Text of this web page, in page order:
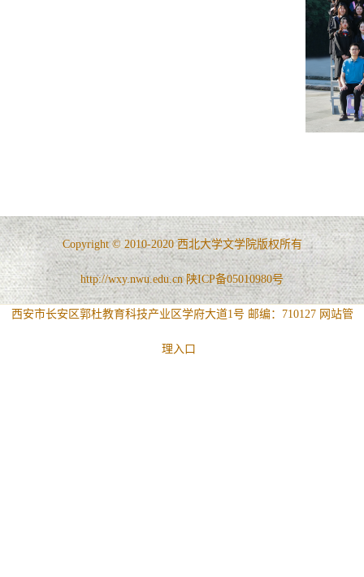
Copyright © 2010-2020 西北大学文学院版权所有
http://wxy.nwu.edu.cn 陕ICP备05010980号
西安市长安区郭杜教育科技产业区学府大道1号 邮编：710127 网站管
理入口